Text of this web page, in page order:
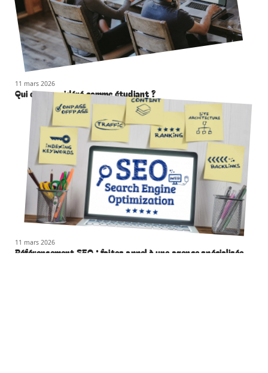
11 mars 2026
Qui est considéré comme étudiant ?
11 mars 2026
Référencement SEO : faites appel à une agence spécialisée